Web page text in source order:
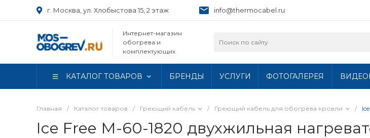
г. Москва, ул. Хлобыстова 15, 2 этаж info@thermocabel.ru
Интернет-магазин
обогрева и
комплектующих
КАТАЛОГ ТОВАРОВ БРЕНДЫ УСЛУГИ ФОТОГАЛЕРЕЯ
Главная / Каталог товаров / Греющий кабель / Греющий кабель для обогрева кровли /
Ice Free М-60-1820 двухжильная